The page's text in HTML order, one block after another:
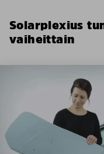
Solarplexius
vaiheittain